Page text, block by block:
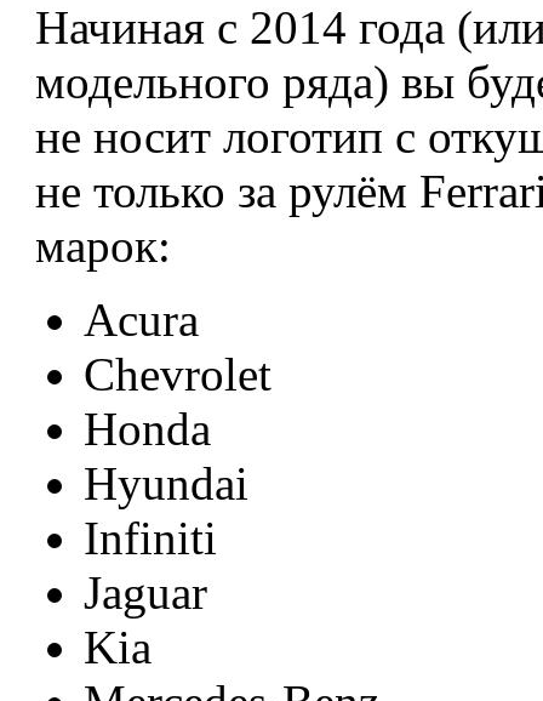
Начиная с 2014 года
модельного ряда) вы
не носит логотип с
не только за рулём
марок:
Acura
Chevrolet
Honda
Hyundai
Infiniti
Jaguar
Kia